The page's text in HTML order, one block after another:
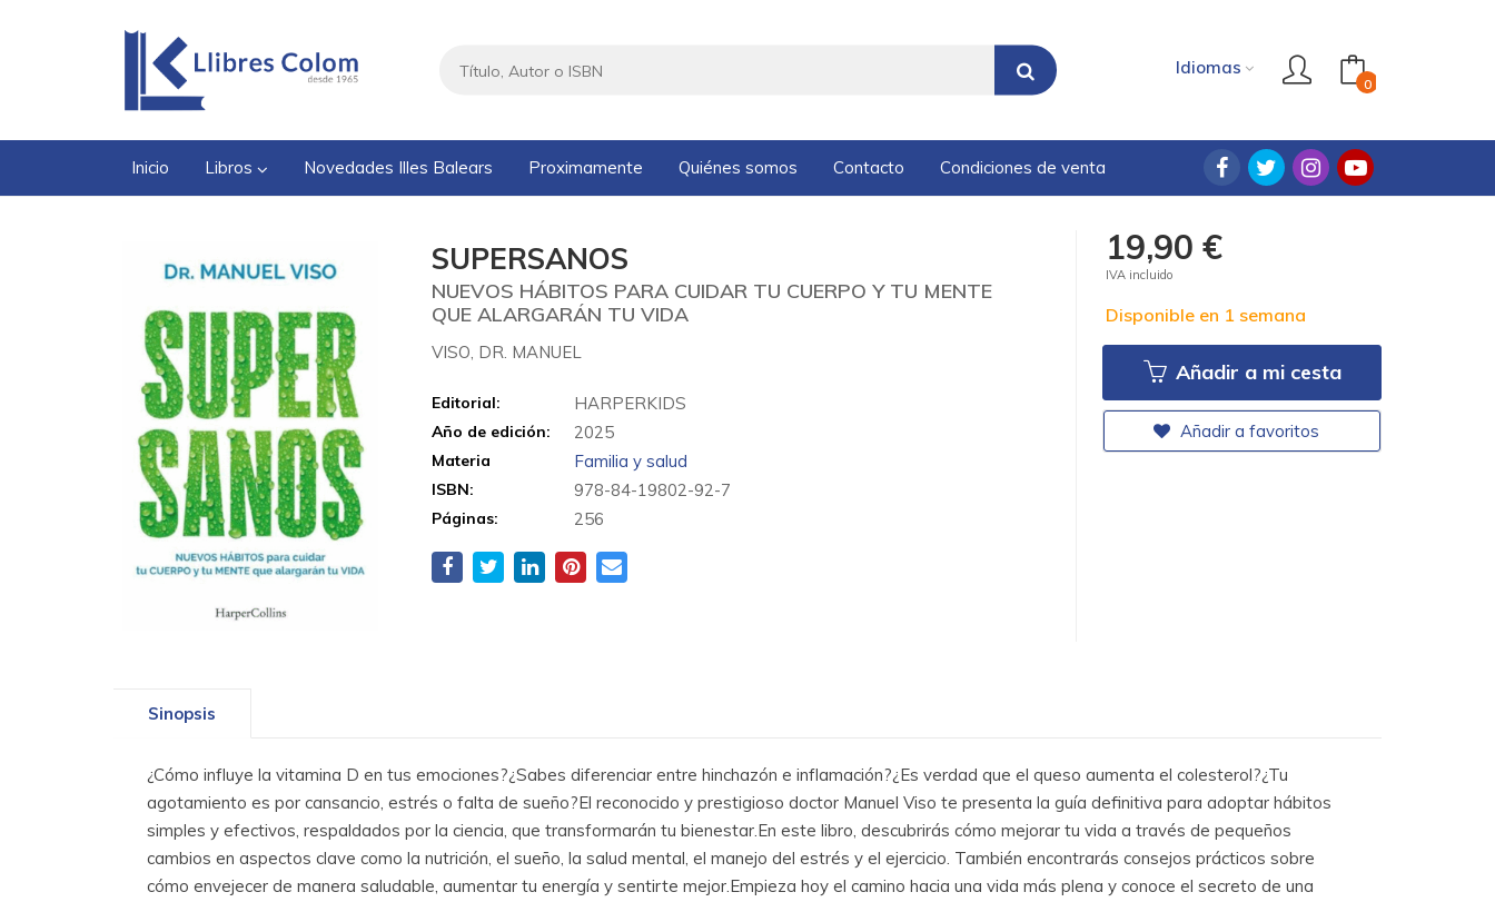
Idiomas
0
Inicio Libros Novedades Illes Balears Proximamente Quiénes somos Contacto Condiciones de venta
SUPERSANOS
NUEVOS HÁBITOS PARA CUIDAR TU CUERPO Y TU MENTE
QUE ALARGARÁN TU VIDA
VISO, DR. MANUEL
Editorial: HARPERKIDS
Año de edición: 2025
Materia Familia y salud
ISBN: 978-84-19802-92-7
Páginas: 256
19,90 €
IVA incluido
Disponible en 1 semana
Añadir a mi cesta
Añadir a favoritos
Sinopsis
¿Cómo influye la vitamina D en tus emociones?¿Sabes diferenciar entre hinchazón e inflamación?¿Es verdad que el queso aumenta el colesterol?¿Tu
agotamiento es por cansancio, estrés o falta de sueño?El reconocido y prestigioso doctor Manuel Viso te presenta la guía definitiva para adoptar hábitos
simples y efectivos, respaldados por la ciencia, que transformarán tu bienestar.En este libro, descubrirás cómo mejorar tu vida a través de pequeños
cambios en aspectos clave como la nutrición, el sueño, la salud mental, el manejo del estrés y el ejercicio. También encontrarás consejos prácticos sobre
cómo envejecer de manera saludable, aumentar tu energía y sentirte mejor.Empieza hoy el camino hacia una vida más plena y conoce el secreto de una